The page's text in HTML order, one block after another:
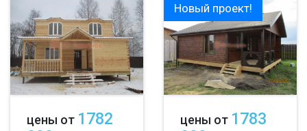
цены от 1782
Новый проект!
цены от 1783